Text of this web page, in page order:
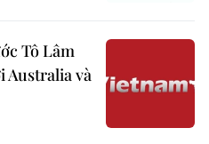
Tô Lâm
Australia và